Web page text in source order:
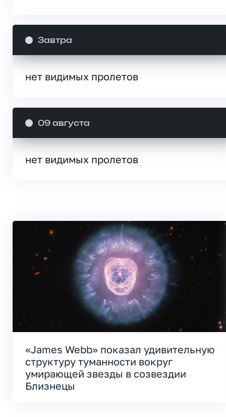
Завтра
нет видимых пролетов
09 августа
нет видимых пролетов
«James Webb» показал удивительную
структуру туманности вокруг
умирающей звезды в созвездии
Близнецы